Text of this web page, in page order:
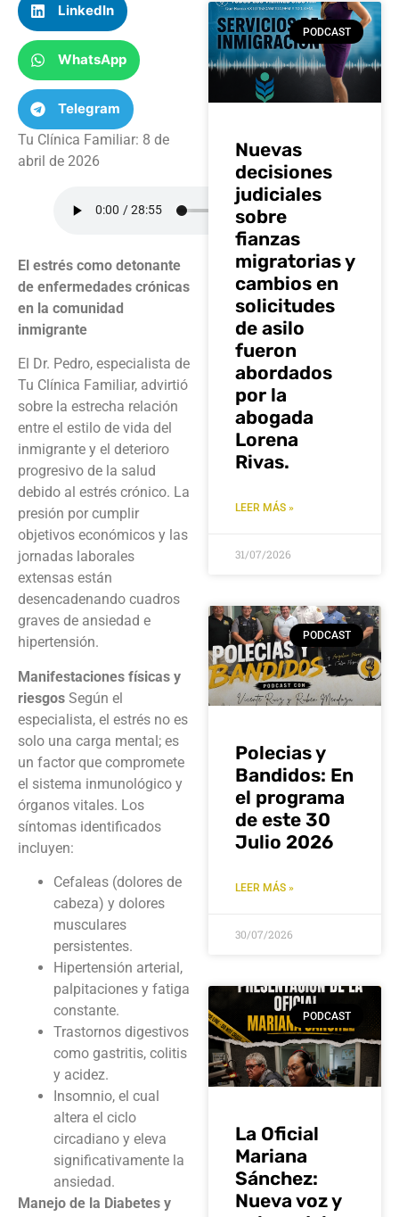
LinkedIn
WhatsApp
Telegram
Tu Clínica Familiar: 8 de
abril de 2026
El estrés como detonante
de enfermedades crónicas
en la comunidad
inmigrante
El Dr. Pedro, especialista de
Tu Clínica Familiar, advirtió
sobre la estrecha relación
entre el estilo de vida del
inmigrante y el deterioro
progresivo de la salud
debido al estrés crónico. La
presión por cumplir
objetivos económicos y las
jornadas laborales
extensas están
desencadenando cuadros
graves de ansiedad e
hipertensión.
Manifestaciones físicas y
riesgos Según el
especialista, el estrés no es
solo una carga mental; es
un factor que compromete
el sistema inmunológico y
órganos vitales. Los
síntomas identificados
incluyen:
Cefaleas (dolores de
cabeza) y dolores
musculares
persistentes.
Hipertensión arterial,
palpitaciones y fatiga
constante.
Trastornos digestivos
como gastritis, colitis
y acidez.
Insomnio, el cual
altera el ciclo
circadiano y eleva
significativamente la
ansiedad.
Manejo de la Diabetes y
PODCAST
Nuevas
decisiones
judiciales
sobre
fianzas
migratorias y
cambios en
solicitudes
de asilo
fueron
abordados
por la
abogada
Lorena
Rivas.
LEER MÁS »
31/07/2026
PODCAST
Polecias y
Bandidos: En
el programa
de este 30
Julio 2026
LEER MÁS »
30/07/2026
PODCAST
La Oficial
Mariana
Sánchez:
Nueva voz y